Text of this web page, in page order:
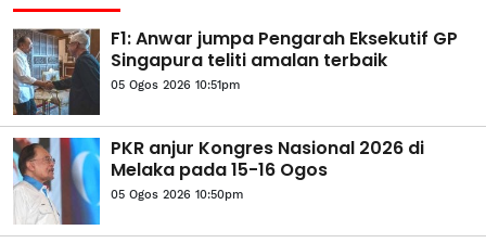
F1: Anwar jumpa Pengarah Eksekutif GP
Singapura teliti amalan terbaik
05 Ogos 2026 10:51pm
PKR anjur Kongres Nasional 2026 di
Melaka pada 15-16 Ogos
05 Ogos 2026 10:50pm